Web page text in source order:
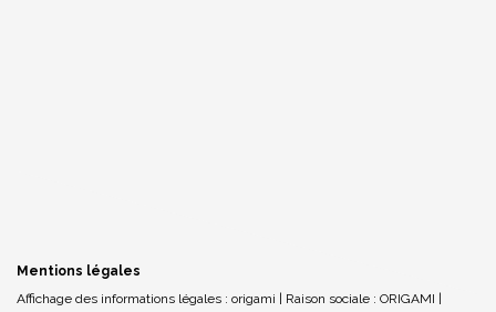
Mentions légales
Affichage des informations légales : origami | Raison sociale : ORIGAMI |